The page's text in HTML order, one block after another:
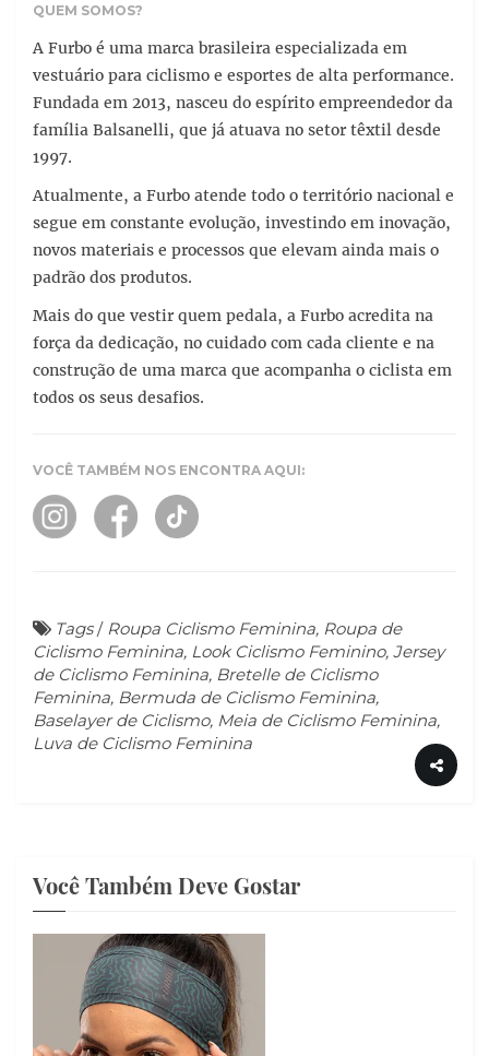
QUEM SOMOS?
A Furbo é uma marca brasileira especializada em
vestuário para ciclismo e esportes de alta performance.
Fundada em 2013, nasceu do espírito empreendedor da
família Balsanelli, que já atuava no setor têxtil desde
1997.
Atualmente, a Furbo atende todo o território nacional e
segue em constante evolução, investindo em inovação,
novos materiais e processos que elevam ainda mais o
padrão dos produtos.
Mais do que vestir quem pedala, a Furbo acredita na
força da dedicação, no cuidado com cada cliente e na
construção de uma marca que acompanha o ciclista em
todos os seus desafios.
VOCÊ TAMBÉM NOS ENCONTRA AQUI:
Tags/ Roupa Ciclismo Feminina, Roupa de
Ciclismo Feminina, Look Ciclismo Feminino, Jersey
de Ciclismo Feminina, Bretelle de Ciclismo
Feminina, Bermuda de Ciclismo Feminina,
Baselayer de Ciclismo, Meia de Ciclismo Feminina,
Luva de Ciclismo Feminina
Você Também Deve Gostar